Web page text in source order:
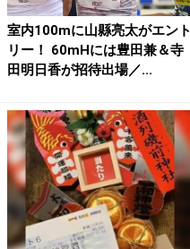
室内100mに山縣亮太がエント
リー！ 60mHには豊田兼＆寺
田明日香が招待出場／...